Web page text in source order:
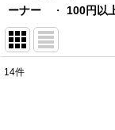
ーナー ・ 100円以
14件